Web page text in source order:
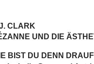
CLARK
UND DIE
BIST DU DENN